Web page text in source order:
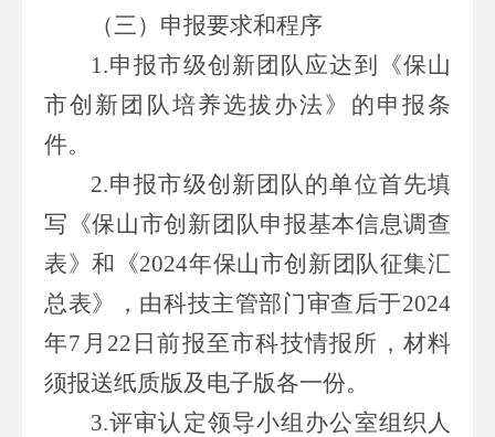
（三）申报要求和程序
1.申报市级创新团队应达到《保山
市创新团队培养选拔办法》的申报条
件。
2.申报市级创新团队的单位首先填
写 《保山市创新团队申报基本信息调查
表》和《2024年保山市创新团队征集汇
总表》
，由科技主管部门审查后于2024
年7 月 22 日前报至市科技情报所，材料
须报送纸质版及电子版各一份。
3.评审认定领导小组办公室组织人